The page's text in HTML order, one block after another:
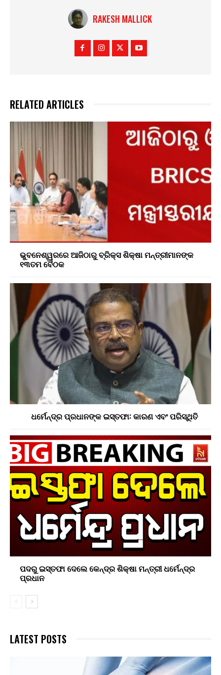
RAKESH MALLICK
RELATED ARTICLES
ଭୁବନେଶ୍ୱରରେ ଆଜିଠାରୁ ବ୍ରିକ୍ସ ଶିକ୍ଷା ମନ୍ତ୍ରୀମାନଙ୍କ
୧୩ତମ ବୈଠକ
ଧର୍ମେନ୍ଦ୍ର ପ୍ରଧାନଙ୍କ ଇସ୍ତଫା: କାରଣ ଏବଂ ପରିସ୍ଥିତି
ପଦରୁ ଇସ୍ତଫା ଦେଲେ କେନ୍ଦ୍ର ଶିକ୍ଷା ମନ୍ତ୍ରୀ ଧର୍ମେନ୍ଦ୍ର
ପ୍ରଧାନ
LATEST POSTS